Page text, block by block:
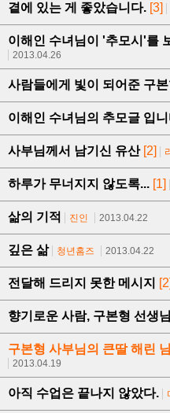
곁에 있는 게 좋았습니다. [3]
이해인 수녀님이 '추모시'를
2013.04.26
사람들에게 빛이 되어준 구
이해인 수녀님의 추모글 입
사부님께서 남기신 유산 [2]
하루가 무너지지 않도록... [1]
삶의 기적 진인 2013.04.22
깊은 삶 청년홈즈 2013.04.22
전달해 드리지 못한 메시지 [2]
향기로운 사람, 구본형 선생님
구본형 사부님의 큰딸 해린
2013.04.19
아직 수업은 끝나지 않았다.